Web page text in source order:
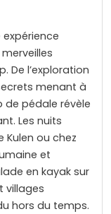
De l’exploration
menant à
de pédale révèle
Les nuits
ou chez
et
en kayak sur
villages
hors du temps.